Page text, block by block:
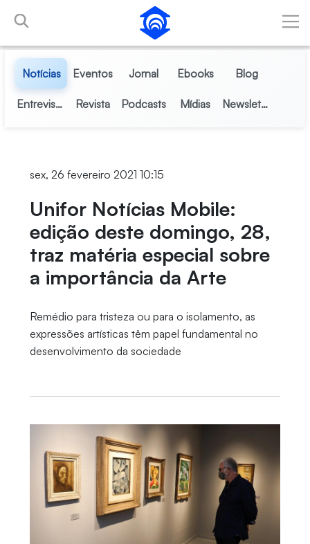
Pular para o Conteúdo principal
Notícias Eventos Jornal Ebooks Blog
Entrevistas Revista Podcasts Mídias Newsletter
sex, 26 fevereiro 2021 10:15
Unifor Notícias Mobile:
edição deste domingo, 28,
traz matéria especial sobre
a importância da Arte
Remédio para tristeza ou para o isolamento, as
expressões artísticas têm papel fundamental no
desenvolvimento da sociedade